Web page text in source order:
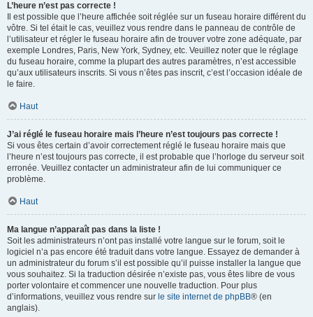
L’heure n’est pas correcte !
Il est possible que l’heure affichée soit réglée sur un fuseau horaire différent du
vôtre. Si tel était le cas, veuillez vous rendre dans le panneau de contrôle de
l’utilisateur et régler le fuseau horaire afin de trouver votre zone adéquate, par
exemple Londres, Paris, New York, Sydney, etc. Veuillez noter que le réglage
du fuseau horaire, comme la plupart des autres paramètres, n’est accessible
qu’aux utilisateurs inscrits. Si vous n’êtes pas inscrit, c’est l’occasion idéale de
le faire.
Haut
J’ai réglé le fuseau horaire mais l’heure n’est toujours pas correcte !
Si vous êtes certain d’avoir correctement réglé le fuseau horaire mais que
l’heure n’est toujours pas correcte, il est probable que l’horloge du serveur soit
erronée. Veuillez contacter un administrateur afin de lui communiquer ce
problème.
Haut
Ma langue n’apparaît pas dans la liste !
Soit les administrateurs n’ont pas installé votre langue sur le forum, soit le
logiciel n’a pas encore été traduit dans votre langue. Essayez de demander à
un administrateur du forum s’il est possible qu’il puisse installer la langue que
vous souhaitez. Si la traduction désirée n’existe pas, vous êtes libre de vous
porter volontaire et commencer une nouvelle traduction. Pour plus
d’informations, veuillez vous rendre sur le site internet de phpBB® (en
anglais).